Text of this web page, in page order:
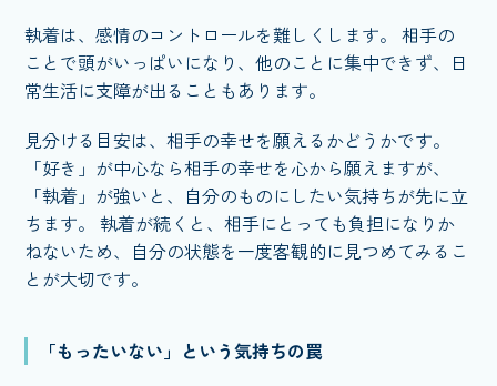
執着は、感情のコントロールを難しくします。 相手の
ことで頭がいっぱいになり、他のことに集中できず、日
常生活に支障が出ることもあります。
見分ける目安は、相手の幸せを願えるかどうかです。
「好き」が中心なら相手の幸せを心から願えますが、
「執着」が強いと、自分のものにしたい気持ちが先に立
ちます。 執着が続くと、相手にとっても負担になりか
ねないため、自分の状態を一度客観的に見つめてみるこ
とが大切です。
「もったいない」という気持ちの罠